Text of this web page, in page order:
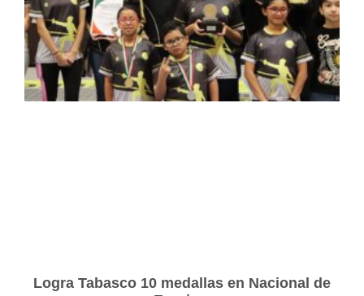
Logra Tabasco 10 medallas en Nacional de